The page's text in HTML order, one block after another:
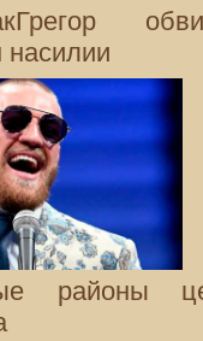
насилии
районы